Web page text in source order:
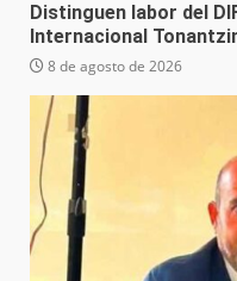
Distinguen labor del
Internacional
8 de agosto de 2026